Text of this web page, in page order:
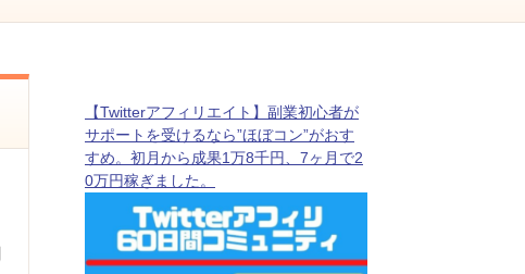
【Twitterアフィリエイト】副業初心者が
サポートを受けるなら”ほぼコン”がおす
すめ。初月から成果1万8千円、7ヶ月で2
0万円稼ぎました。